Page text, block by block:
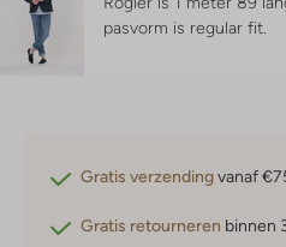
pasvorm is regular fit
Gratis verzendingvanaf
Gratis retourneren binnen